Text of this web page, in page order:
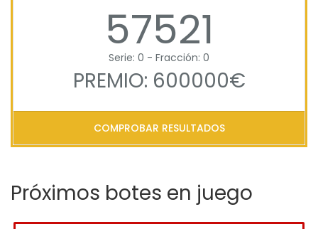
57521
Serie: 0 - Fracción: 0
PREMIO: 600000€
COMPROBAR RESULTADOS
Próximos botes en juego